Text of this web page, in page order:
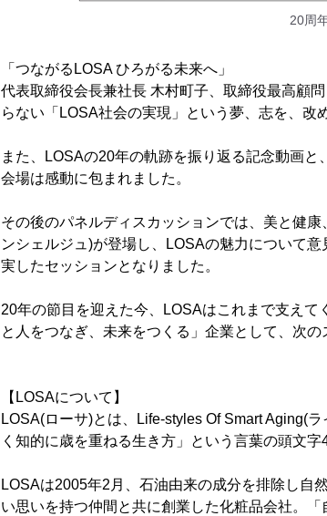
20周
「つながるLOSA ひろがる未来へ」
代表取締役会長兼社長 木村町子、取締役最高顧
らない「LOSA社会の実現」という夢、志を、改
また、LOSAの20年の軌跡を振り返る記念動画と
会場は感動に包まれました。
その後のパネルディスカッションでは、美と健
ンシェルジュ)が登場し、LOSAの魅力について
実したセッションとなりました。
20年の節目を迎えた今、LOSAはこれまで支え
と人をつなぎ、未来をつくる」企業として、次の
【LOSAについて】
LOSA(ローサ)とは、Life-styles Of Smart Aging(
く知的に歳を重ねる生き方」という言葉の頭文字
LOSAは2005年2月、石油由来の成分を排除し自
い思いを持つ仲間と共に創業した化粧品会社。